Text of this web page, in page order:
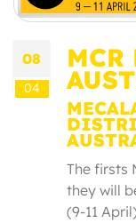
08
04
MCR
The firsts
they will
(9-11